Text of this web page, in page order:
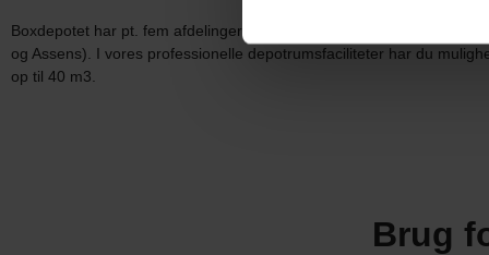
Boxdepotet har pt. fem afdelinger med tre lokationer i Jylland og to
og Assens). I vores professionelle depotrumsfaciliteter har du
op til 40 m3.
Brug